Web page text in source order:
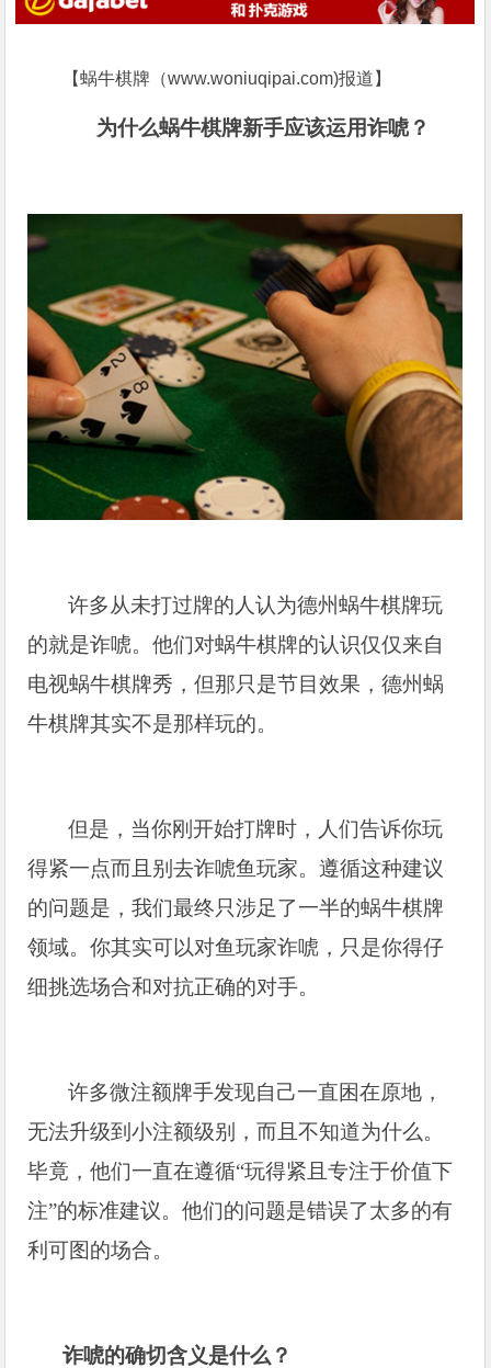
【蜗牛棋牌（www.woniuqipai.com)报道】
为什么蜗牛棋牌新手应该运用诈唬？
许多从未打过牌的人认为德州蜗牛棋牌玩
的就是诈唬。他们对蜗牛棋牌的认识仅仅来自
电视蜗牛棋牌秀，但那只是节目效果，德州蜗
牛棋牌其实不是那样玩的。
但是，当你刚开始打牌时，人们告诉你玩
得紧一点而且别去诈唬鱼玩家。遵循这种建议
的问题是，我们最终只涉足了一半的蜗牛棋牌
领域。你其实可以对鱼玩家诈唬，只是你得仔
细挑选场合和对抗正确的对手。
许多微注额牌手发现自己一直困在原地，
无法升级到小注额级别，而且不知道为什么。
毕竟，他们一直在遵循“玩得紧且专注于价值下
注”的标准建议。他们的问题是错误了太多的有
利可图的场合。
诈唬的确切含义是什么？